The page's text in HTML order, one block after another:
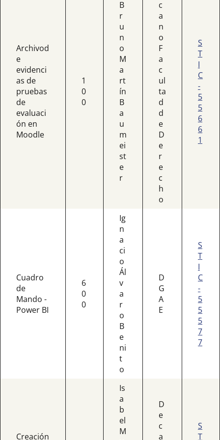
Archivod
e
evidenci
as de
pruebas
de
evaluaci
ón en
Moodle
1
0
0
B
r
u
n
o
M
a
rt
ín
B
a
u
m
ei
st
e
r
c
a
n
o
F
a
c
ul
ta
d
d
e
D
e
r
e
c
h
o
S
T
I
C
-
5
5
6
6
1
Cuadro
de
Mando -
Power BI
6
0
0
Ig
n
a
ci
o
Ál
v
a
r
o
B
e
ni
t
o
D
G
A
E
S
T
I
C
-
5
5
5
7
7
Creación
Is
a
b
el
M
D
e
c
a
S
T